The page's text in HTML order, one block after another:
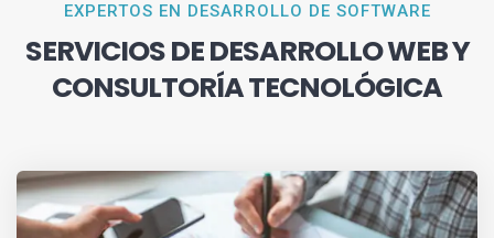
EXPERTOS EN DESARROLLO DE SOFTWARE
SERVICIOS DE DESARROLLO WEB Y
CONSULTORÍA TECNOLÓGICA